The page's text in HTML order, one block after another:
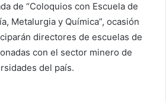
de “Coloquios con Escuela de
Metalurgia y Química”, ocasión
directores de escuelas de
con el sector minero de
del país.